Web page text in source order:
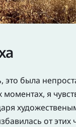
это была
я
от этих